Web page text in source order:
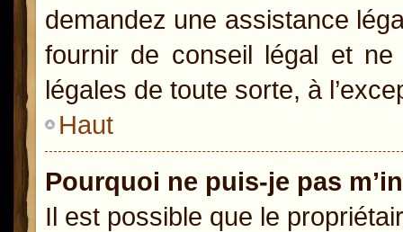
demandez une assistance
fournir de conseil légal et
légales de toute sorte, à
Haut
Pourquoi ne puis-je pas
Il est possible que le